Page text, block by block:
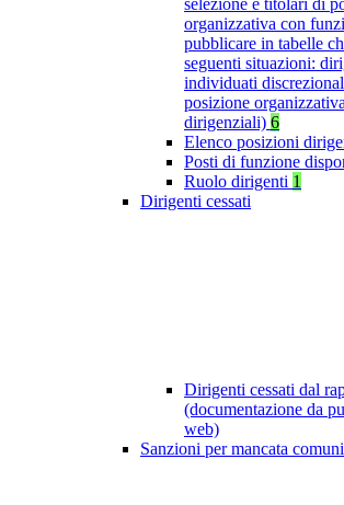
selezione e titolari di
organizzativa con
pubblicare in tabelle
seguenti situazioni:
individuati
posizione
dirigenziali) 6
Elenco posizioni
Posti di funzione
Ruolo dirigenti 1
Dirigenti cessati
Dirigenti cessati dal
(documentazione da
web)
Sanzioni per mancata